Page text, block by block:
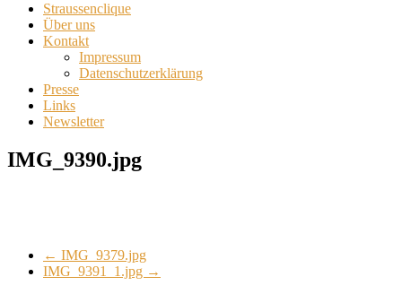
Straussenclique
Über uns
Kontakt
Impressum
Datenschutzerklärung
Presse
Links
Newsletter
IMG_9390.jpg
← IMG_9379.jpg
IMG_9391_1.jpg →